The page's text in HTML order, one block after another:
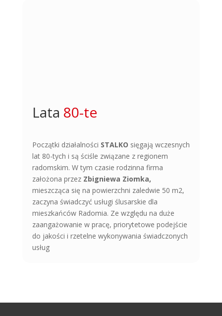
Lata 80-te
Początki działalności STALKO sięgają wczesnych
lat 80-tych i są ściśle związane z regionem
radomskim. W tym czasie rodzinna firma
założona przez Zbigniewa Ziomka,
mieszcząca się na powierzchni zaledwie 50 m2,
zaczyna świadczyć usługi ślusarskie dla
mieszkańców Radomia. Ze względu na duże
zaangażowanie w pracę, priorytetowe podejście
do jakości i rzetelne wykonywania świadczonych
usług